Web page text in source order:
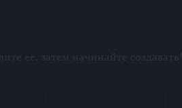
ее, затем начинайте создавать!